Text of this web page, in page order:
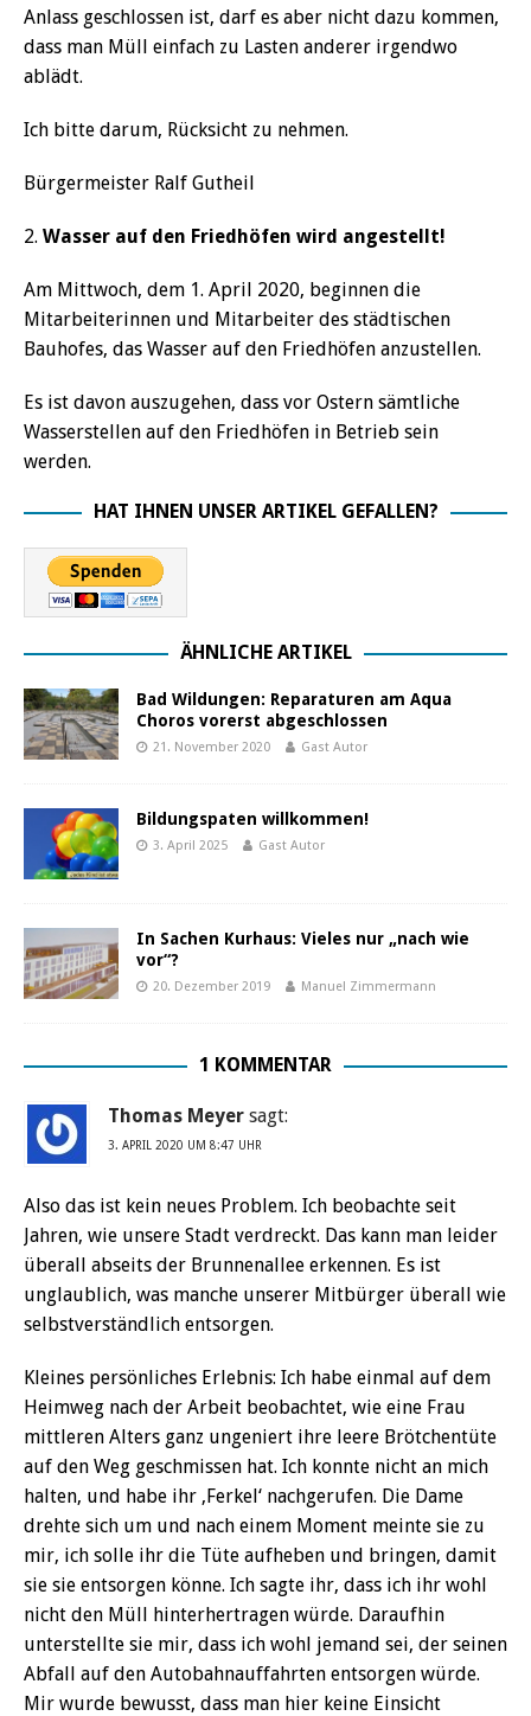
Anlass geschlossen ist, darf es aber nicht dazu kommen,
dass man Müll einfach zu Lasten anderer irgendwo
ablädt.
Ich bitte darum, Rücksicht zu nehmen.
Bürgermeister Ralf Gutheil
2. Wasser auf den Friedhöfen wird angestellt!
Am Mittwoch, dem 1. April 2020, beginnen die
Mitarbeiterinnen und Mitarbeiter des städtischen
Bauhofes, das Wasser auf den Friedhöfen anzustellen.
Es ist davon auszugehen, dass vor Ostern sämtliche
Wasserstellen auf den Friedhöfen in Betrieb sein
werden.
HAT IHNEN UNSER ARTIKEL GEFALLEN?
ÄHNLICHE ARTIKEL
Bad Wildungen: Reparaturen am Aqua
Choros vorerst abgeschlossen
21. November 2020 Gast Autor
Bildungspaten willkommen!
3. April 2025 Gast Autor
In Sachen Kurhaus: Vieles nur „nach wie
vor“?
20. Dezember 2019 Manuel Zimmermann
1 KOMMENTAR
Thomas Meyer sagt:
3. APRIL 2020 UM 8:47 UHR
Also das ist kein neues Problem. Ich beobachte seit
Jahren, wie unsere Stadt verdreckt. Das kann man leider
überall abseits der Brunnenallee erkennen. Es ist
unglaublich, was manche unserer Mitbürger überall wie
selbstverständlich entsorgen.
Kleines persönliches Erlebnis: Ich habe einmal auf dem
Heimweg nach der Arbeit beobachtet, wie eine Frau
mittleren Alters ganz ungeniert ihre leere Brötchentüte
auf den Weg geschmissen hat. Ich konnte nicht an mich
halten, und habe ihr ‚Ferkel‘ nachgerufen. Die Dame
drehte sich um und nach einem Moment meinte sie zu
mir, ich solle ihr die Tüte aufheben und bringen, damit
sie sie entsorgen könne. Ich sagte ihr, dass ich ihr wohl
nicht den Müll hinterhertragen würde. Daraufhin
unterstellte sie mir, dass ich wohl jemand sei, der seinen
Abfall auf den Autobahnauffahrten entsorgen würde.
Mir wurde bewusst, dass man hier keine Einsicht